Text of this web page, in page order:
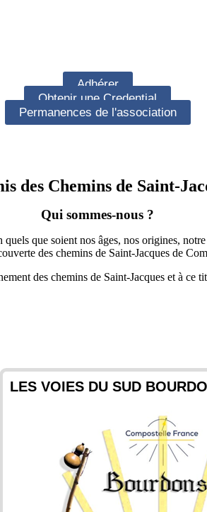
Adhérer
Obtenir une Credential
Permanences de l'association
des Chemins de Saint-
Qui sommes-nous ?
que soient nos âges, nos origines,
des chemins de Saint-Jacques de
des chemins de Saint-Jacques et à ce
LES VOIES DU SUD